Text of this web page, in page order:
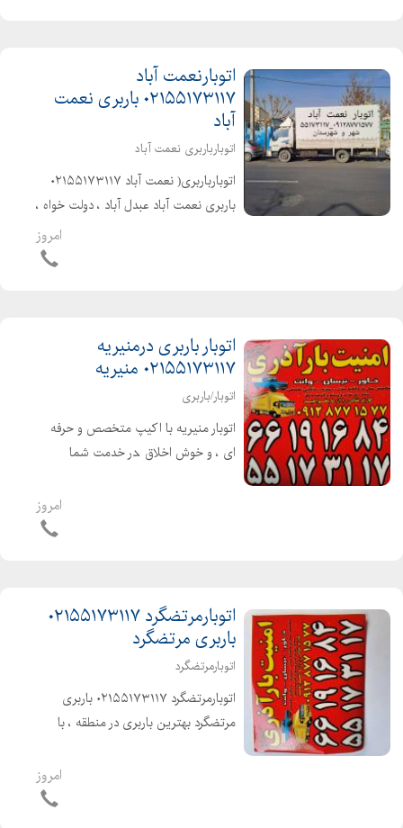
اتوبارنعمت آباد
۰۲۱۵۵۱۷۳۱۱۷ باربری نعمت
آباد
اتوبارباربری نعمت آباد
اتوبارباربری( نعمت آباد ۰۲۱۵۵۱۷۳۱۱۷
باربری نعمت آباد عبدل آباد ، دولت خواه ،
پاسگاه )حمل تخصصی بارواثاثیه منزل .
ادارات . شرکتها شهر و شهرستان با کارگران
امروز
اتوبار باربری درمنیریه
۰۲۱۵۵۱۷۳۱۱۷ منیریه
اتوبار/باربری
اتوبار منیریه با اکیپ متخصص و حرفه
ای ، و خوش اخلاق ،در خدمت شما
شهرستان با بیمه و بارنامه دولتی انواعامروز
اتوبارمرتضگرد ۰۲۱۵۵۱۷۳۱۱۷
باربری مرتضگرد
اتوبارمرتضگرد
اتوبارمرتضگرد ۰۲۱۵۵۱۷۳۱۱۷ باربری
مرتضگرد بهترین باربری در منطقه ، با
امروز